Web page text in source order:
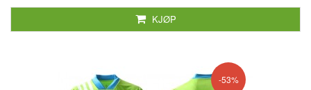
KJØP
-53%